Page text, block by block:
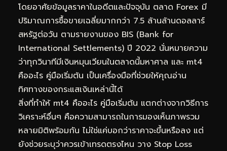
โดยอาศัยข้อมูลราคาในอดีตและปัจจุบัน ตลาด Forex มี
ปริมาณการซื้อขายเฉลี่ยมากกว่า 7.5 ล้านล้านดอลลาร์
สหรัฐต่อวัน ตามรายงานของ BIS (Bank for
International Settlements) ปี 2022 นั่นหมายความ
ว่าทุกวินาทีมีเงินหมุนเวียนในตลาดนี้มหาศาล และ mt4
คืออะไร คู่มือเริ่มต้น เป็นเครื่องมือที่ช่วยให้คุณอ่าน
ทิศทางของกระแสเงินเหล่านี้ได้
สิ่งที่ทำให้ mt4 คืออะไร คู่มือเริ่มต้น แตกต่างจากวิธีการ
วิเคราะห์อื่นๆ คือความสามารถในการมองเห็นภาพรวม
หลายมิติพร้อมกัน ไม่ใช่แค่บอกว่าราคาจะขึ้นหรือลง แต่
ยังช่วยระบุว่าควรเข้าเทรดตรงไหน วาง Stop Loss